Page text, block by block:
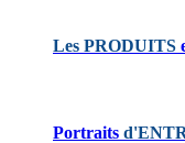
Les PRODUITS
Portraits